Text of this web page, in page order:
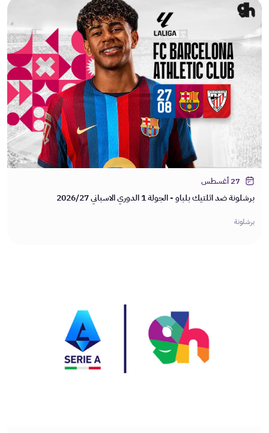
27 أغسطس
برشلونة ضد اثلتيك بلباو - الجولة 1 الدوري الاسباني 2026/27
برشلونة